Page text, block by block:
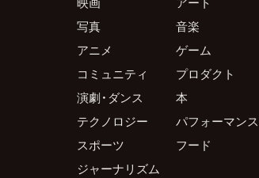
写真
音楽
アニメ
ゲーム
コミュニティ
プロダクト
演劇・ダンス
本
テクノロジー
パフォーマンス
スポーツ
フード
ジャーナリズム